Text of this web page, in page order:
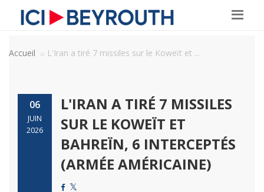
Accueil L'Iran a tiré 7 missiles sur le Koweït et ...
06
JUIN
2026
L'IRAN A TIRÉ 7 MISSILES
SUR LE KOWEÏT ET
BAHREÏN, 6 INTERCEPTÉS
(ARMÉE AMÉRICAINE)